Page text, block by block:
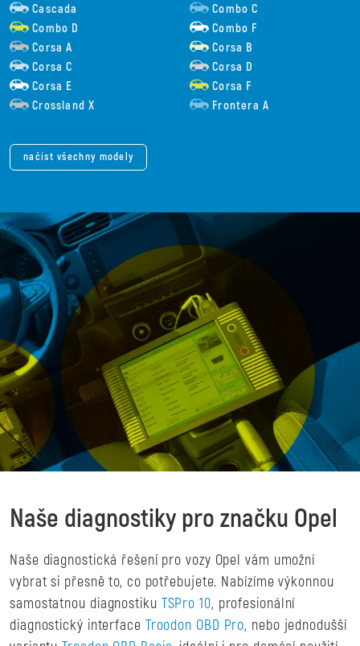
Cascada
Combo C
Combo D
Combo F
Corsa A
Corsa B
Corsa C
Corsa D
Corsa E
Corsa F
Crossland X
Frontera A
načíst všechny modely
Naše diagnostiky pro značku Opel
Naše diagnostická řešení pro vozy Opel vám umožní
vybrat si přesně to, co potřebujete. Nabízíme výkonnou
samostatnou diagnostiku TSPro 10, profesionální
diagnostický interface Troodon OBD Pro, nebo jednodušší